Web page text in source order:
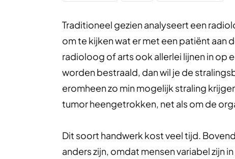
Traditioneel gezien analyseert een
om te kijken wat er met een patiënt aan
radioloog of arts ook allerlei lijnen in op
worden bestraald, dan wil je de
eromheen zo min mogelijk straling
tumor heengetrokken, net als om de
Dit soort handwerk kost veel tijd.
anders zijn, omdat mensen variabel zijn